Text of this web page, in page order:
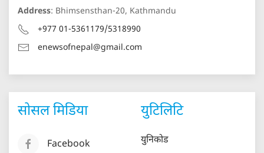
Address: Bhimsensthan-20, Kathmandu
+977 01-5361179/5318990
enewsofnepal@gmail.com
सोसल मिडिया
Facebook
युटिलिटि
युनिकोड